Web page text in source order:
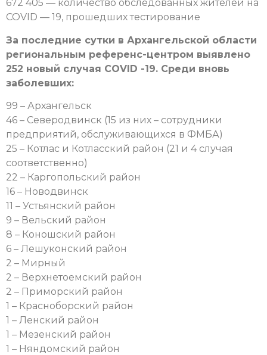
672 405 — количество обследованных жителей на
COVID — 19, прошедших тестирование
За последние сутки в Архангельской области
региональным референс-центром выявлено
252 новый случая COVID -19. Среди вновь
заболевших:
99 – Архангельск
46 – Северодвинск (15 из них – сотрудники
предприятий, обслуживающихся в ФМБА)
25 – Котлас и Котласский район (21 и 4 случая
соответственно)
22 – Каргопольский район
16 – Новодвинск
11 – Устьянский район
9 – Вельский район
8 – Коношский район
6 – Лешуконский район
2 – Мирный
2 – Верхнетоемский район
2 – Приморский район
1 – Красноборский район
1 – Ленский район
1 – Мезенский район
1 – Няндомский район